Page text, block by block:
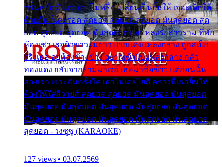
พรั่นพรือ มันตอบว่าไม่พรื่อ เปลี่ยนเป็นยิ้มให้ เจอะเด็กใต้
ด้วยกัน ก็เลยรอด สุดยอด สุดยอด สุดยอด มันสุดยอด สุด
ยอด สุดยอด สุดยอด มันสุดยอด แอบหลงรักสาวราม ที่พัก
ห้องเช่า เธอผิวขาวผมยาว ปากแดงแหลงกลาง ถูกสเป็ก
จริงเธอ อยู่ห้องข้างข้าง อยากเข้าไปแหลงกลาง กลัว
ทองแดง กลับจากรามมาเจอ เธอมาซื้อข้าว แต่ก่อนนั้น
สองเรา เจอะกันครั้งใด เธอไม่เคยไยดี คราวนี้เธอยิ้มให้
ต้องให้ใส่ลีวายส์ สุดยอด สุดยอด มันสุดยอด มันสุดยอด
มันสุดยอด มันสุดยอด มันสุดยอด มันสุดยอด มันสุดยอด
มันสุดยอด มันสุดยอด มันสุดยอด มันสุดยอด มันสุดยอด
สุดยอด - วงซูซู (KARAOKE)
127 views • 03.07.2569